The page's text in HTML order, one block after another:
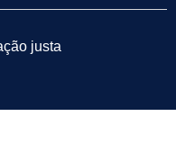
justa